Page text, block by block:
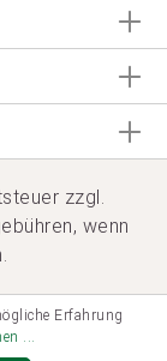
zzgl.
wenn
Erfahrung
...